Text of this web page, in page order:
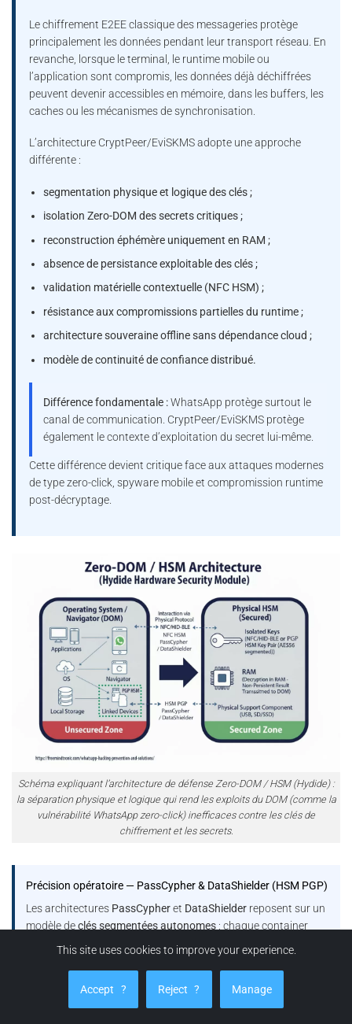
Le chiffrement E2EE classique des messageries protège
principalement les données pendant leur transport réseau. En
revanche, lorsque le terminal, le runtime mobile ou
l’application sont compromis, les données déjà déchiffrées
peuvent devenir accessibles en mémoire, dans les buffers, les
caches ou les mécanismes de synchronisation.
L’architecture CryptPeer/EviSKMS adopte une approche
différente :
segmentation physique et logique des clés ;
isolation Zero-DOM des secrets critiques ;
reconstruction éphémère uniquement en RAM ;
absence de persistance exploitable des clés ;
validation matérielle contextuelle (NFC HSM) ;
résistance aux compromissions partielles du runtime ;
architecture souveraine offline sans dépendance cloud ;
modèle de continuité de confiance distribué.
Différence fondamentale :WhatsApp protège surtout le
canal de communication. CryptPeer/EviSKMS protège
également le contexte d’exploitation du secret lui-même.
Cette différence devient critique face aux attaques modernes
de type zero-click, spyware mobile et compromission runtime
post-décryptage.
Schéma expliquant l’architecture de défense Zero-DOM / HSM (Hydide) :
la séparation physique et logique qui rend les exploits du DOM (comme la
vulnérabilité WhatsApp zero-click) inefficaces contre les clés de
chiffrement et les secrets.
Précision opératoire — PassCypher & DataShielder (HSM PGP)
Les architectures PassCypheret DataShielder reposent sur un
modèle declés segmentées autonomes : chaque container
chiffré encapsule des
segments de 256 bits
, et les fragments
de clé correspondants demeurent
isolés et sécurisés
transiter ni être persistés côté hôte dans un état exploitable.
This site uses cookies to improve your experience.
Accept ? Reject ? Manage